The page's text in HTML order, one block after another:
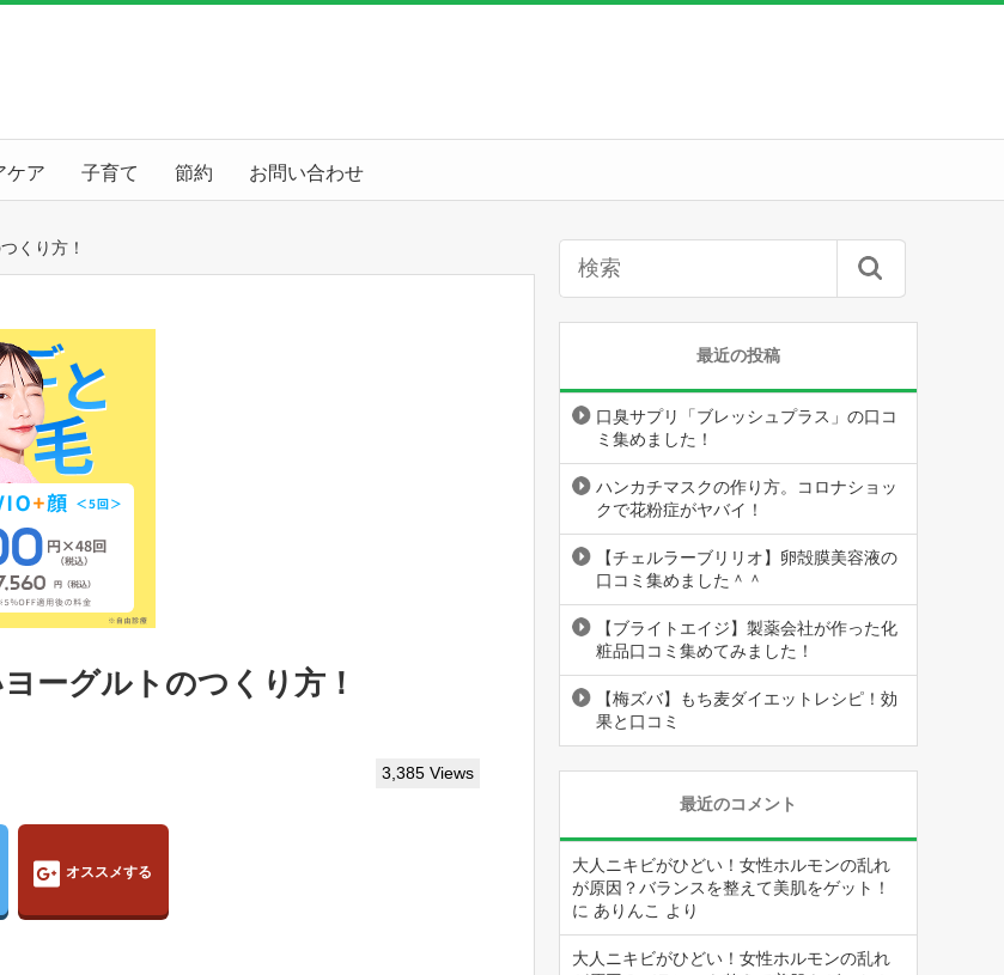
ケア 子育て 節約 お問い合わせ
くり方！
ーグルトのつくり方！
3,385 Views
オススメする
最近の投稿
口臭サプリ「ブレッシュプラス」の口コ
ミ集めました！
ハンカチマスクの作り方。コロナショッ
クで花粉症がヤバイ！
【チェルラーブリリオ】卵殻膜美容液の
口コミ集めました＾＾
【ブライトエイジ】製薬会社が作った化
粧品口コミ集めてみました！
【梅ズバ】もち麦ダイエットレシピ！効
果と口コミ
最近のコメント
大人ニキビがひどい！女性ホルモンの乱れ
が原因？バランスを整えて美肌をゲット！
に ありんこ より
大人ニキビがひどい！女性ホルモンの乱れ